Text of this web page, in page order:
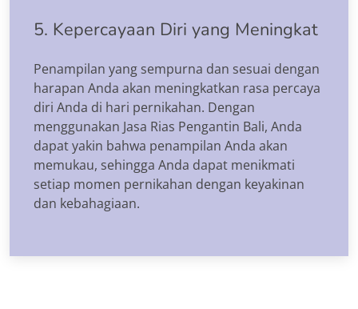
5. Kepercayaan Diri yang Meningkat
Penampilan yang sempurna dan sesuai dengan
harapan Anda akan meningkatkan rasa percaya
diri Anda di hari pernikahan. Dengan
menggunakan Jasa Rias Pengantin Bali, Anda
dapat yakin bahwa penampilan Anda akan
memukau, sehingga Anda dapat menikmati
setiap momen pernikahan dengan keyakinan
dan kebahagiaan.